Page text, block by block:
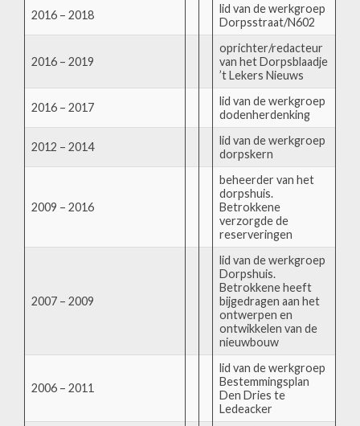
2016 – 2018
lid van de werkgroep
Dorpsstraat/N602
2016 – 2019
oprichter/redacteur
van het Dorpsblaadje
’t Lekers Nieuws
2016 – 2017
lid van de werkgroep
dodenherdenking
2012 – 2014
lid van de werkgroep
dorpskern
2009 – 2016
beheerder van het
dorpshuis.
Betrokkene
verzorgde de
reserveringen
2007 – 2009
lid van de werkgroep
Dorpshuis.
Betrokkene heeft
bijgedragen aan het
ontwerpen en
ontwikkelen van de
nieuwbouw
2006 – 2011
lid van de werkgroep
Bestemmingsplan
Den Dries te
Ledeacker